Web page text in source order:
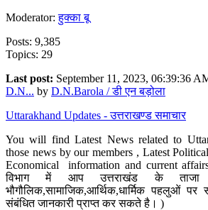
Moderator:हुक्का बू
Posts: 9,385
Topics: 29
Last post: September 11, 2023, 06:39:36
D.N... by D.N.Barola / डी एन बड़ोला
Uttarakhand Updates - उत्तराखण्ड समाचार
You will find Latest News related to
those news by our members , Latest
Economical information and current
विभाग में आप उत्तराखंड के ताजा
भौगौलिक,सामाजिक,आर्थिक,धार्मिक पहलुओं
संबंधित जानकारी प्राप्त कर सकते है। )